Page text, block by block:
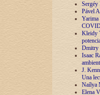
Sergéy
Pável
Yarima
Kleidy
Dmitry
Isaac
J.
Una
Naílya
Elena